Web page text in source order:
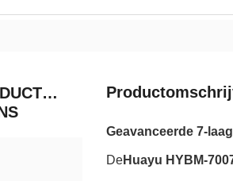
VERWANTE PRODUCTEN
Geavanceerde 7-
DeHuayu HYBM-